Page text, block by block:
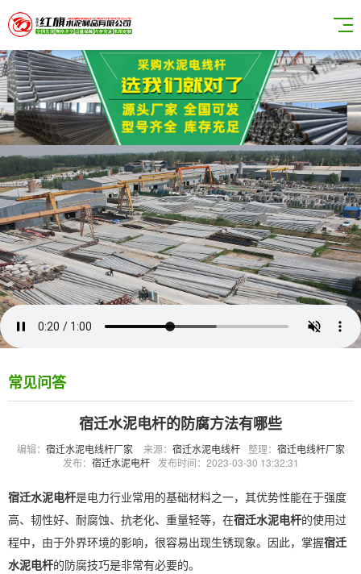
常见问答
宿迁水泥电杆的防腐方法有哪些
编辑： 宿迁水泥电线杆厂家 来源： 宿迁水泥电线杆 整理： 宿迁电线杆厂家
发布： 宿迁水泥电杆 发布时间：2023-03-30 13:32:31
宿迁水泥电杆是电力行业常用的基础材料之一，其优势性能在于强度
高、韧性好、耐腐蚀、抗老化、重量轻等，在宿迁水泥电杆的使用过
程中，由于外界环境的影响，很容易出现生锈现象。因此，掌握宿迁
水泥电杆的防腐技巧是非常有必要的。